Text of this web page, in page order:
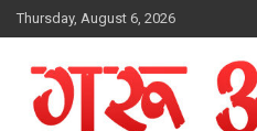
Skip
to
Thursday, August 6, 2026